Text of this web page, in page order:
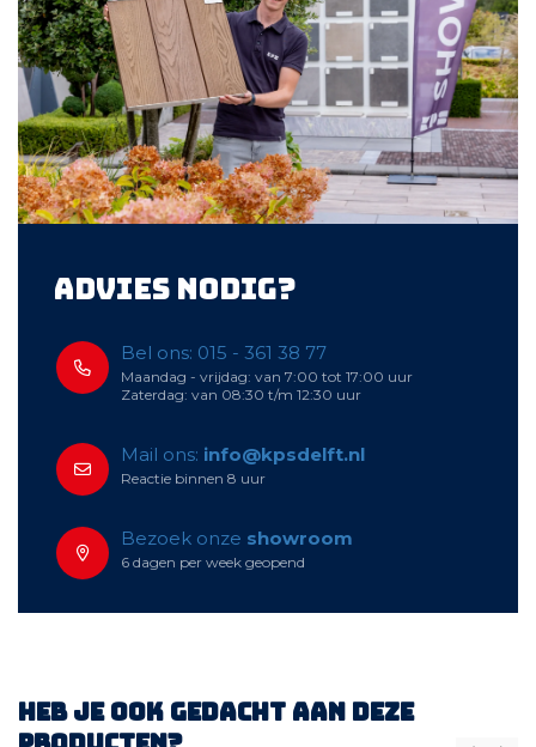
Advies nodig?
Bel ons: 015 - 361 38 77
Maandag - vrijdag: van 7:00 tot 17:00 uur
Zaterdag: van 08:30 t/m 12:30 uur
Mail ons: info@kpsdelft.nl
Reactie binnen 8 uur
Bezoek onze showroom
6 dagen per week geopend
Heb je ook gedacht aan deze